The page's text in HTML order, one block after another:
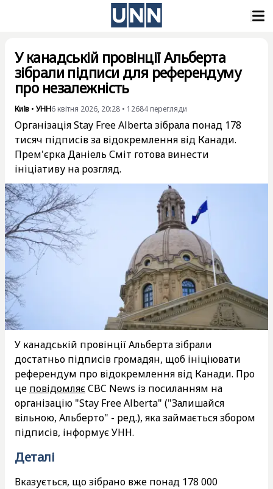
У канадській провінції Альберта
зібрали підписи для референдуму
про незалежність
Київ • УНН6 квітня 2026, 20:28 • 12684 перегляди
Організація Stay Free Alberta зібрала понад 178
тисяч підписів за відокремлення від Канади.
Прем'єрка Даніель Сміт готова винести
ініціативу на розгляд.
У канадській провінції Альберта зібрали
достатньо підписів громадян, щоб ініціювати
референдум про відокремлення від Канади. Про
це повідомляєCBC News із посиланням на
організацію "Stay Free Alberta" ("Залишайся
вільною, Альберто" - ред.), яка займається збором
підписів, інформує УНН.
Деталі
Вказується, що зібрано вже понад 178 000